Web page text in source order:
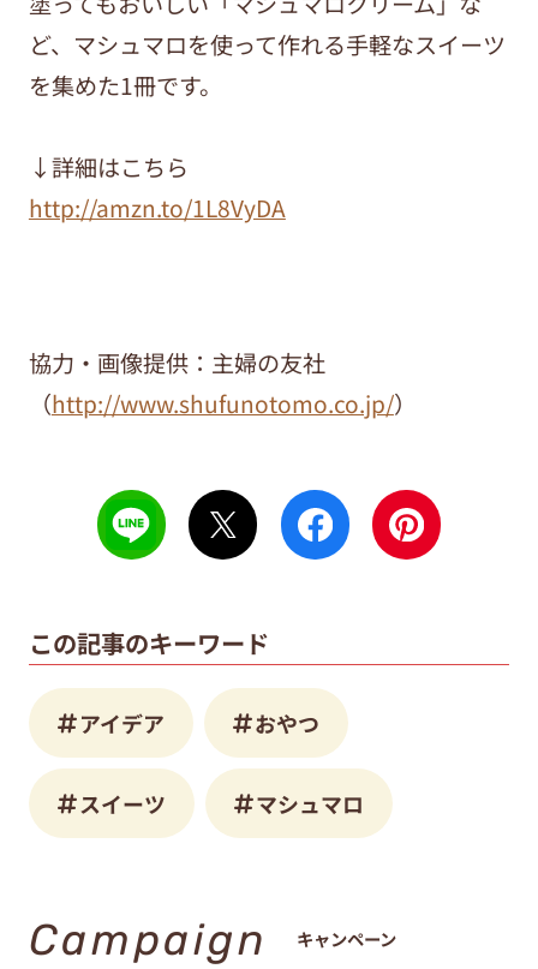
ど、マシュマロを使って作れる手軽なスイーツ
を集めた1冊です。
↓詳細はこちら
http://amzn.to/1L8VyDA
協力・画像提供：主婦の友社
（http://www.shufunotomo.co.jp/）
この記事のキーワード
アイデア おやつ
スイーツ マシュマロ
Campaign キャンペーン